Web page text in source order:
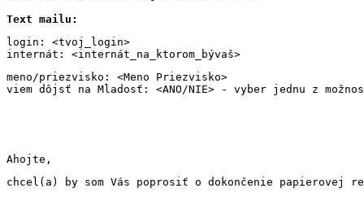
Text mailu:
login: <tvoj_login>
internát: <internát_na_ktorom_bývaš>
meno/priezvisko: <Meno Priezvisko>
viem dôjsť na Mladosť: <ANO/NIE> - vyber jednu z
Ahojte,
chcel(a) by som Vás poprosiť o dokončenie papierovej